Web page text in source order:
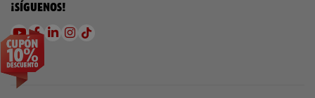
¡SÍGUENOS!